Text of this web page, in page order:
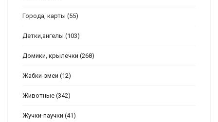
Города, карты (55)
Детки,ангелы (103)
Домики, крылечки (268)
Жабки-змеи (12)
Животные (342)
Жучки-паучки (41)